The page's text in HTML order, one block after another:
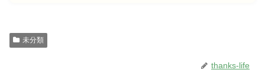
未分類
thanks-life